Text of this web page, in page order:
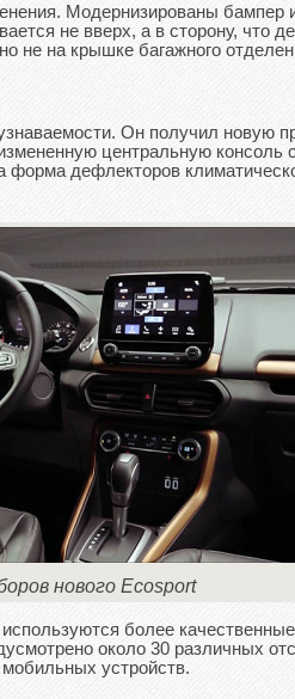
Модернизированы бампер
не вверх, а в сторону, что
не на крышке багажного
Он получил новую
центральную консоль
дефлекторов
нового Ecosport
более
около 30 различных
устройств.